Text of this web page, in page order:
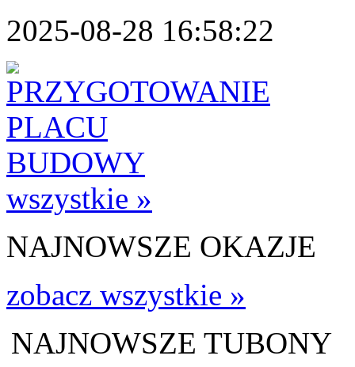
2025-08-28 16:58:22
wszystkie »
NAJNOWSZE OKAZJE
zobacz wszystkie »
NAJNOWSZE TUBONY